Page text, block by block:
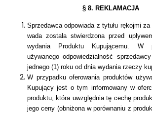
§ 8. REKLAMACJA
Sprzedawca odpowiada z tytułu rękojmi
wada została stwierdzona przed
wydania Produktu Kupującemu. W
używanego odpowiedzialność
jednego (1) roku od dnia wydania rzeczy
W przypadku oferowania produktów
Kupujący jest o tym informowany w
produktu, która uwzględnia tę cechę
jego ceny (obniżona w porównaniu z